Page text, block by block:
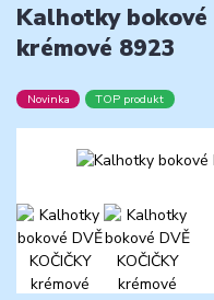
Kalhotky bokové
krémové 8923
Novinka TOP produkt